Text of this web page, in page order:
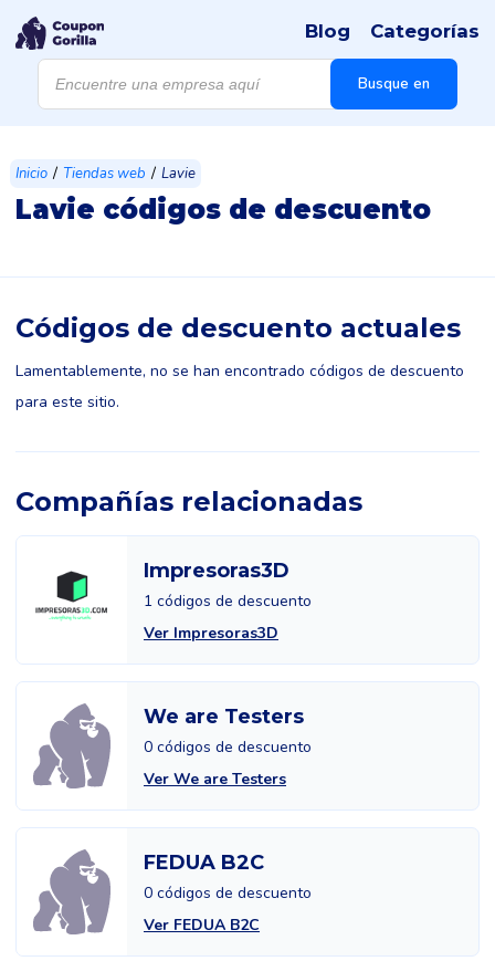
Búsqueda
productos
Busque en
Blog Categorías
Inicio / Tiendas web / Lavie
Lavie códigos de descuento
Códigos de descuento actuales
Lamentablemente, no se han encontrado códigos de descuento
para este sitio.
Compañías relacionadas
Impresoras3D
1 códigos de descuento
Ver Impresoras3D
We are Testers
0 códigos de descuento
Ver We are Testers
FEDUA B2C
0 códigos de descuento
Ver FEDUA B2C